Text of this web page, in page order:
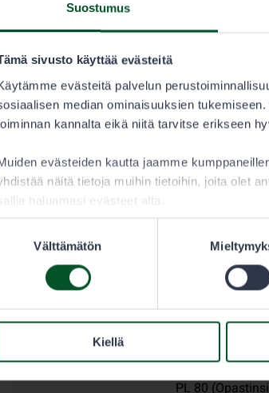
Suostumus
sivusto käyttää evästeitä
evästeitä palvelun
median ominaisuuksien
kannalta eikä niitä tarvitse erikseen
evästeiden kautta jaamme
näitä tietoja muihin tietoihin, joita olet
haluamasi evästeet alta.
Välttämätön
Kiellä
lupia tällä hetkellä.
PL 80